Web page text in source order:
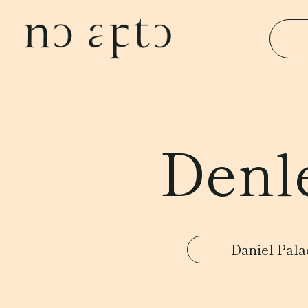
Daniel